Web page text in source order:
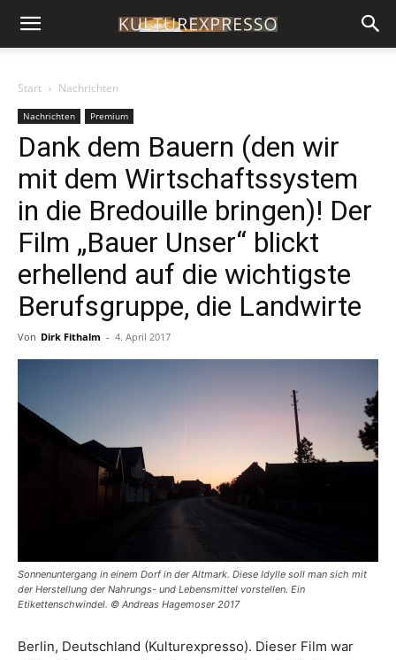
Start Nachrichten
Nachrichten Premium
Dank dem Bauern (den wir
mit dem Wirtschaftssystem
in die Bredouille bringen)! Der
Film „Bauer Unser“ blickt
erhellend auf die wichtigste
Berufsgruppe, die Landwirte
Von Dirk Fithalm - 4. April 2017
Sonnenuntergang in einem Dorf in der Altmark. Diese Idylle soll man sich mit
der Herstellung der Nahrungs- und Lebensmittel vorstellen. Ein
Etikettenschwindel. © Andreas Hagemoser 2017
Berlin, Deutschland (Kulturexpresso). Dieser Film war